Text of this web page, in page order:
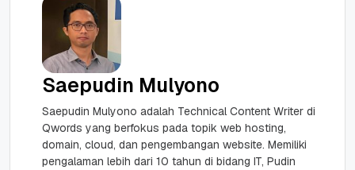
Saepudin Mulyono
Saepudin Mulyono adalah Technical Content Writer di
Qwords yang berfokus pada topik web hosting,
domain, cloud, dan pengembangan website. Memiliki
pengalaman lebih dari 10 tahun di bidang IT, Pudin